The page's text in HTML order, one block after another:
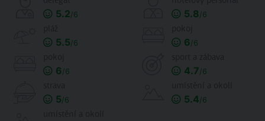
5.2/6 5.8/6
5.5/6 6/6
6/6 4.7/6
5/6 5.4/6